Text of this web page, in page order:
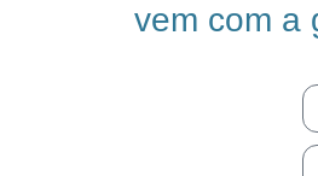
vem com a